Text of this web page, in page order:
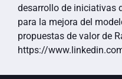
desarrollo de iniciativas
para la mejora del
propuestas de valor de
https://